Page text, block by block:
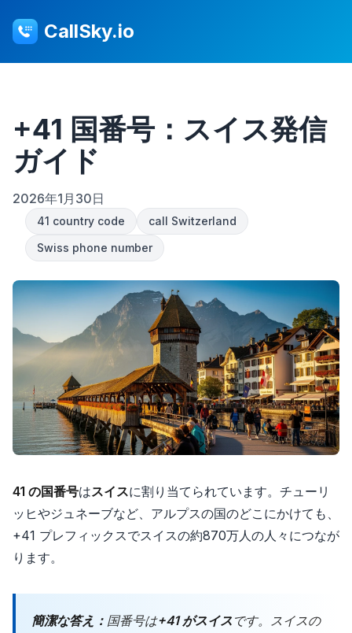
CallSky.io
+41 国番号：スイス発信
ガイド
2026年1月30日
41 country code
call Switzerland
Swiss phone number
41 の国番号はスイスに割り当てられています。チューリ
ッヒやジュネーブなど、アルプスの国のどこにかけても、
+41 プレフィックスでスイスの約870万人の人々につなが
ります。
簡潔な答え： 国番号は+41 がスイス です。スイスの